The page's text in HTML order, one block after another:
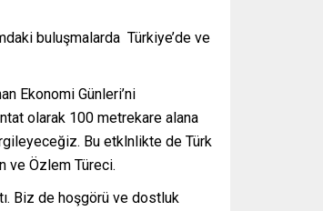
buluşmalarda Türkiye’de ve
Ekonomi Günleri’ni
olarak 100 metrekare alana
Bu etklnlikte de Türk
ve Özlem Türeci.
Biz de hoşgörü ve dostluk